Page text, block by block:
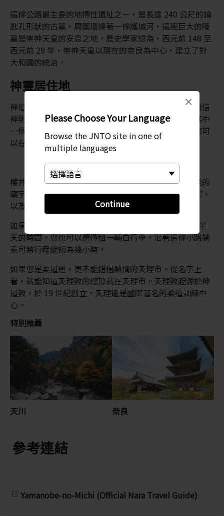
Please Choose Your Language
Browse the JNTO site in one of
multiple languages
Continue
×
這條公路最主要的地標性遺址之一，是長達 240 公尺的鑰
匙孔形狀的古墓，周圍環繞著一條護城河，這座巨大的陵
墓是崇神天皇的安息之地。歷史學家認為，西元前 148 至
西元前 29 年，崇神天皇以現在的奈良為中心，建立了對
大和國的統治。
神靈居住地
神道教是大和朝廷的統治中心理念，神職崇拜神明，相信
神明棲息在天地自然萬物之中。三輪山很有可能就是其中
一個崇拜場所，因此這座山非常神聖，禁止攀登。但您可
以在附近的狹井神社，暢飲從地下涓涓冒出的山泉水。
櫻井市本身就是一座歷史悠久的古城，這裡有很多古老的
廟宇和神社，包括供奉著佛教智慧之神的安倍文殊院
，
以及專門供奉米酒神的著名神社：
如果您打算徒步走完 15 公里的山之邊道，請至少預留半
天的時間。您也可以選擇租一輛自行車。沿著這條小路騎
乘可將行程縮短為幾小時。
如果您是柔道迷，更不能錯過熱情的天理市。從名字上
看，就能知道天理教的總部就在天理市。天理教起源於神
道教，於 19 世紀創立。天理還是國際著名的柔道訓練中
心。
特別推薦
天川 奈良
參考連結
Yamanobe-no-Michi (Official Nara Travel Guide)